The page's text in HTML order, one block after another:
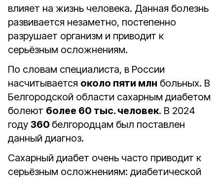
влияет на жизнь человека. Данная болезнь
развивается незаметно, постепенно
разрушает организм и приводит к
серьёзным осложнениям.
По словам специалиста, в России
насчитывается около пяти млн больных. В
Белгородской области сахарным диабетом
болеют более 60 тыс. человек. В 2024
году 360 белгородцам был поставлен
данный диагноз.
Сахарный диабет очень часто приводит к
серьёзным осложнениям: диабетической